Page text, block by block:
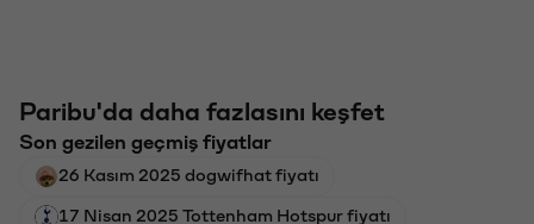
Paribu'da daha fazlasını keşfet
Son gezilen geçmiş fiyatlar
26 Kasım 2025 dogwifhat fiyatı
17 Nisan 2025 Tottenham Hotspur fiyatı